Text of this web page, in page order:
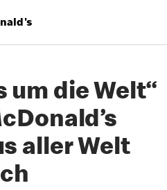
um die Welt“
aller Welt